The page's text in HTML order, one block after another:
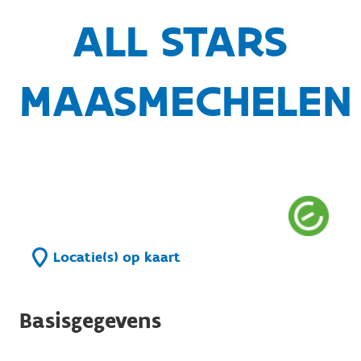
ALL STARS
MAASMECHELEN
Locatie(s) op kaart
Basisgegevens